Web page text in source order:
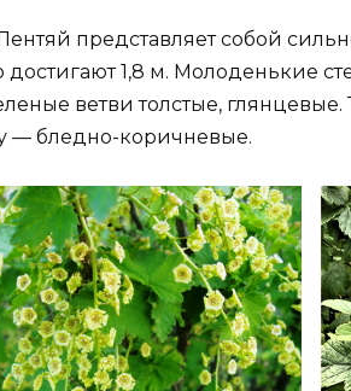
представляет собой
1,8 м. Молоденькие
ветви толстые,
— бледно-коричневые.